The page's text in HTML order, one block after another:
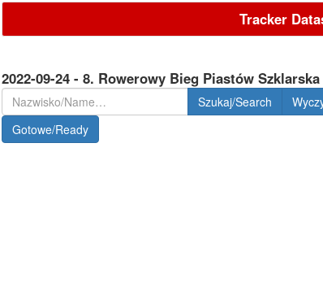
Tracker
2022-09-24 - 8. Rowerowy Bieg Piastów
Szukaj/Search
Gotowe/Ready